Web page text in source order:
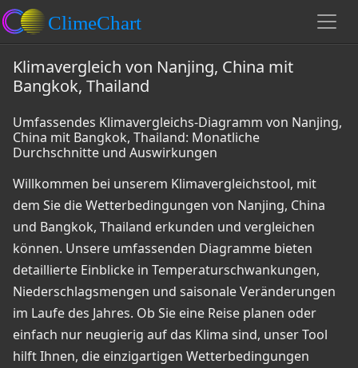
Klimavergleich von Nanjing, China mit
Bangkok, Thailand
Umfassendes Klimavergleichs-Diagramm von Nanjing,
China mit Bangkok, Thailand: Monatliche
Durchschnitte und Auswirkungen
Willkommen bei unserem Klimavergleichstool, mit
dem Sie die Wetterbedingungen von Nanjing, China
und Bangkok, Thailand erkunden und vergleichen
können. Unsere umfassenden Diagramme bieten
detaillierte Einblicke in Temperaturschwankungen,
Niederschlagsmengen und saisonale Veränderungen
im Laufe des Jahres. Ob Sie eine Reise planen oder
einfach nur neugierig auf das Klima sind, unser Tool
hilft Ihnen, die einzigartigen Wetterbedingungen